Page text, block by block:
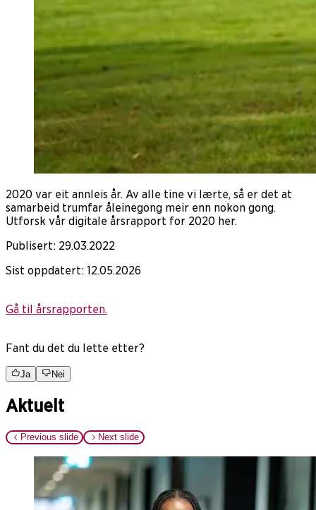
2020 var eit annleis år. Av alle tine vi lærte, så er det at
samarbeid trumfar åleinegong meir enn nokon gong.
Utforsk vår digitale årsrapport for 2020 her.
Publisert: 29.03.2022
Sist oppdatert: 12.05.2026
Gå til årsrapporten.
Fant du det du lette etter?
Ja Nei
Aktuelt
Previous slide Next slide